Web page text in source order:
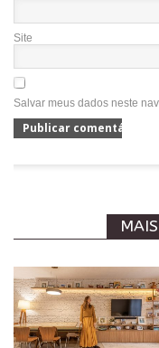
Site
Salvar meus dados neste